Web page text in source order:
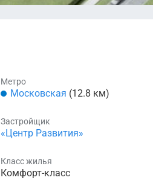
Метро
Московская (12.8 км)
Застройщик
«Центр Развития»
Класс жилья
Комфорт-класс